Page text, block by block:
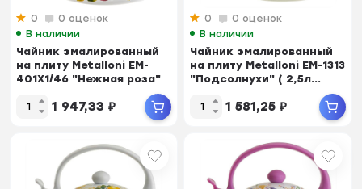
0
0 оценок
В наличии
Чайник эмалированный
на плиту Metalloni EM-
401X1/46 "Нежная роза"
1 947,33 ₽
0
0 оценок
В наличии
Чайник эмалированный
на плиту Metalloni EM-1313
"Подсолнухи" ( 2,5л...
1 581,25 ₽